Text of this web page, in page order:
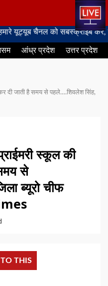
चैनल को सबस्क्राइब करें,
आंध्र प्रदेश उत्तर प्रदेश
दी जाती है समय से पहले….शिवलेश सिंह,
स्कूल की
से
ब्यूरो चीफ
TO THIS